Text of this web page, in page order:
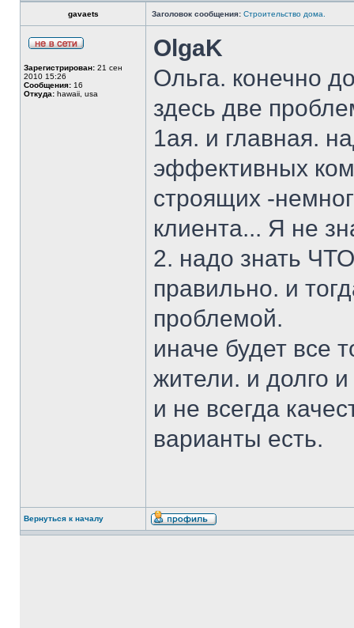
gavaets Заголовок сообщения: Строительство дома.
Зарегистрирован: 21 сен
2010 15:26
Сообщения: 16
Откуда: hawaii, usa
OlgaK
Ольга. конечно
здесь две
1ая. и главная.
эффективных
строящих -
клиента... Я не
2. надо знать
правильно. и
проблемой.
иначе будет все
жители. и долго
и не всегда
варианты есть.
Вернуться к началу